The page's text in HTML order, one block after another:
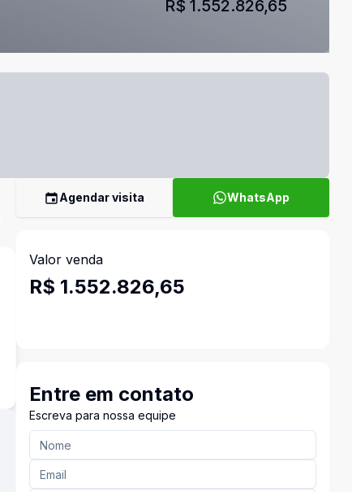
R$ 1.552.826,65
Agendar visita WhatsApp
Valor venda
R$ 1.552.826,65
Entre em contato
Escreva para nossa equipe